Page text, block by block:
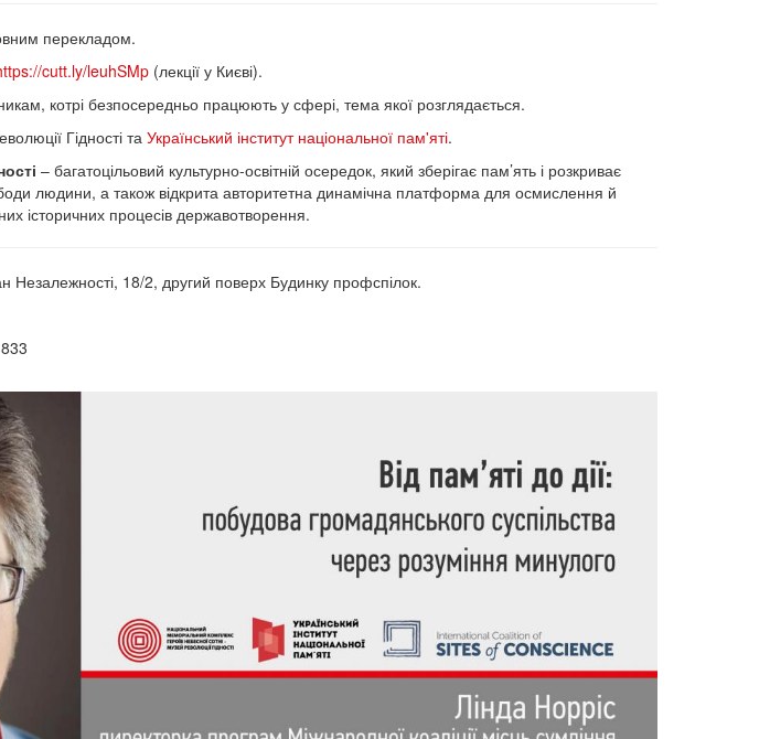
перекладом.
cutt.ly/leuhSMp(лекції у Києві).
котрі безпосередньо працюють у сфері, тема якої розглядається.
Гідності та Український інститут національної пам'яті.
– багатоцільовий культурно-освітній осередок, який зберігає пам’ять і розкриває
людини, а також відкрита авторитетна динамічна платформа для осмислення й
історичних процесів державотворення.
Незалежності, 18/2, другий поверх Будинку профспілок.